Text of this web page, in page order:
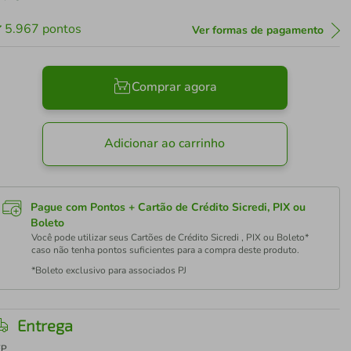
5.967 pontos Ver formas de pagamento
Comprar agora
Adicionar ao carrinho
Pague com Pontos + Cartão de Crédito Sicredi, PIX ou
Boleto
Você pode utilizar seus Cartões de Crédito Sicredi , PIX ou Boleto*
caso não tenha pontos suficientes para a compra deste produto.
*Boleto exclusivo para associados PJ
Entrega